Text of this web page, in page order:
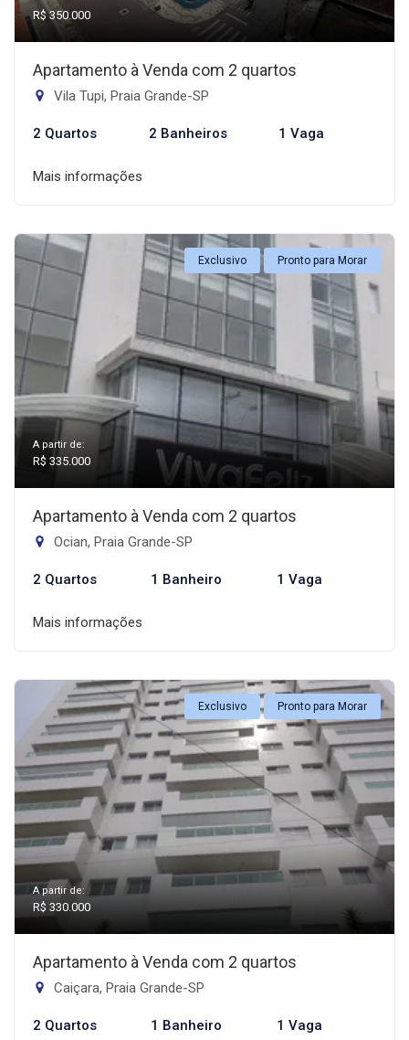
R$ 350.000
Apartamento à Venda com 2 quartos
Vila Tupi, Praia Grande-SP
2 Quartos 2 Banheiros 1 Vaga
Mais informações
Exclusivo Pronto para Morar
A partir de:
R$ 335.000
Apartamento à Venda com 2 quartos
Ocian, Praia Grande-SP
2 Quartos 1 Banheiro 1 Vaga
Mais informações
Exclusivo Pronto para Morar
A partir de:
R$ 330.000
Apartamento à Venda com 2 quartos
Caiçara, Praia Grande-SP
2 Quartos 1 Banheiro 1 Vaga